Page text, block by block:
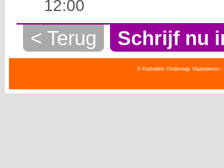
12:00
< Terug Schrijf nu
© Katholiek Onderwijs Vlaanderen